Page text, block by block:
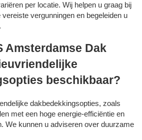
per locatie. Wij helpen u graag bij
vergunningen en begeleiden u
Amsterdamse Dak
beschikbaar?
dakbedekkingsopties, zoals
met een hoge energie-efficiëntie en
We kunnen u adviseren over duurzame